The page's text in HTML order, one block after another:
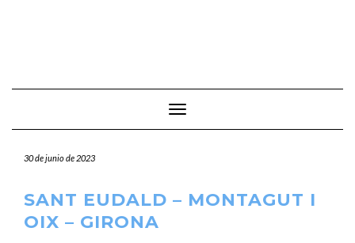
Cambiar modo de navegación
30 de junio de 2023
SANT EUDALD – MONTAGUT I
OIX – GIRONA